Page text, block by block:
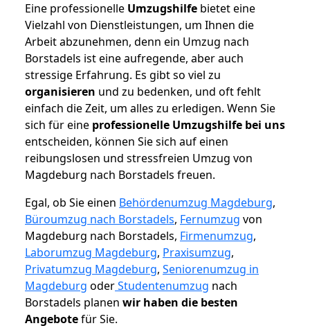
Eine professionelle Umzugshilfe bietet eine
Vielzahl von Dienstleistungen, um Ihnen die
Arbeit abzunehmen, denn ein Umzug nach
Borstadels ist eine aufregende, aber auch
stressige Erfahrung. Es gibt so viel zu
organisieren und zu bedenken, und oft fehlt
einfach die Zeit, um alles zu erledigen. Wenn Sie
sich für eine professionelle Umzugshilfe bei uns
entscheiden, können Sie sich auf einen
reibungslosen und stressfreien Umzug von
Magdeburg nach Borstadels freuen.
Egal, ob Sie einen Behördenumzug Magdeburg,
Büroumzug nach Borstadels, Fernumzug von
Magdeburg nach Borstadels, Firmenumzug,
Laborumzug Magdeburg, Praxisumzug,
Privatumzug Magdeburg, Seniorenumzug in
Magdeburg oderStudentenumzug nach
Borstadels planen wir haben die besten
Angebotefür Sie.